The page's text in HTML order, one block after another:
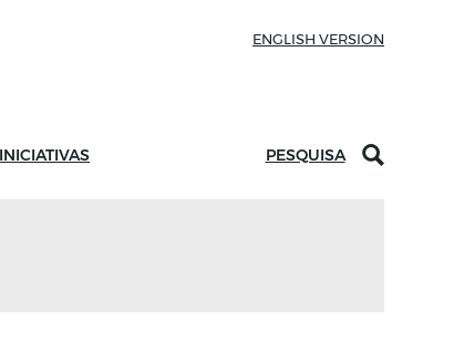
ENGLISH VERSION
INICIATIVAS PESQUISA